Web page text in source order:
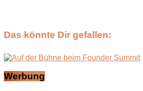
Das könnte Dir gefallen:
Werbung